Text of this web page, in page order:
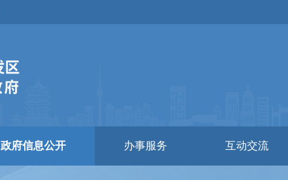
政府信息公开 办事服务 互动交流